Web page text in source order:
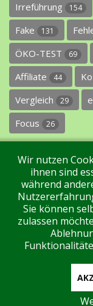
Irreführung 154
Fake 131
ÖKO-TEST 69
Affiliate 44
Vergleich 29
Focus 26
Impressum
Tags
Aktuell sind 462
Wir nutzen
ihnen sind
während
Sie können
zulassen